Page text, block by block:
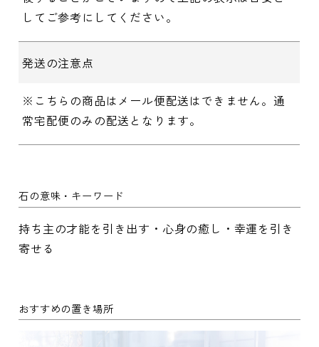
してご参考にしてください。
発送の注意点
※こちらの商品はメール便配送はできません。通
常宅配便のみの配送となります。
石の意味・キーワード
持ち主の才能を引き出す・心身の癒し・幸運を引き
寄せる
おすすめの置き場所